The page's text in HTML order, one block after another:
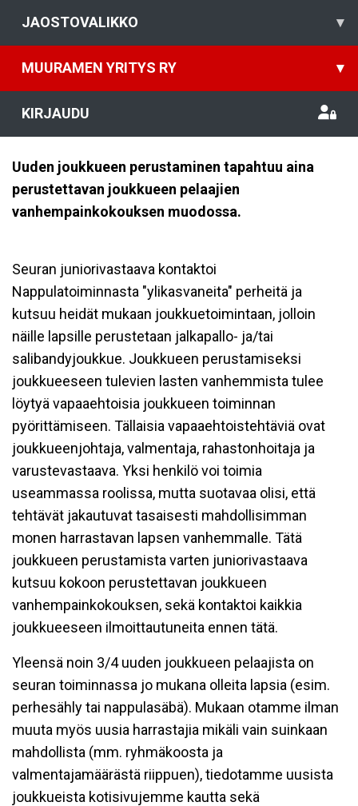
JAOSTOVALIKKO ▾
MUURAMEN YRITYS RY ▾
KIRJAUDU
Uuden joukkueen perustaminen tapahtuu aina
perustettavan joukkueen pelaajien
vanhempainkokouksen muodossa.
Seuran juniorivastaava kontaktoi
Nappulatoiminnasta "ylikasvaneita" perheitä ja
kutsuu heidät mukaan joukkuetoimintaan, jolloin
näille lapsille perustetaan jalkapallo- ja/tai
salibandyjoukkue. Joukkueen perustamiseksi
joukkueeseen tulevien lasten vanhemmista tulee
löytyä vapaaehtoisia joukkueen toiminnan
pyörittämiseen. Tällaisia vapaaehtoistehtäviä ovat
joukkueenjohtaja, valmentaja, rahastonhoitaja ja
varustevastaava. Yksi henkilö voi toimia
useammassa roolissa, mutta suotavaa olisi, että
tehtävät jakautuvat tasaisesti mahdollisimman
monen harrastavan lapsen vanhemmalle. Tätä
joukkueen perustamista varten juniorivastaava
kutsuu kokoon perustettavan joukkueen
vanhempainkokouksen, sekä kontaktoi kaikkia
joukkueeseen ilmoittautuneita ennen tätä.
Yleensä noin 3/4 uuden joukkueen pelaajista on
seuran toiminnassa jo mukana olleita lapsia (esim.
perhesähly tai nappulasäbä). Mukaan otamme ilman
muuta myös uusia harrastajia mikäli vain suinkaan
mahdollista (mm. ryhmäkoosta ja
valmentajamäärästä riippuen), tiedotamme uusista
joukkueista kotisivujemme kautta sekä